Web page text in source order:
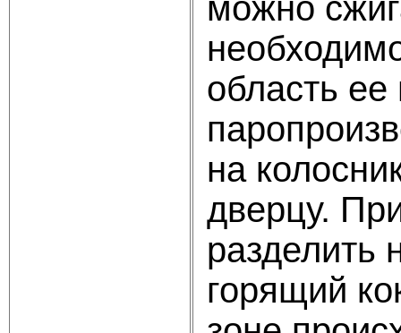
область
на
дверцу.
разделить
горящий